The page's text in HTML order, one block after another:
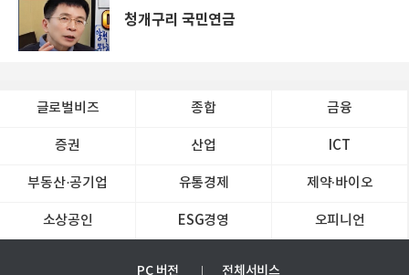
청개구리 국민연금
글로벌비즈 종합 금융
증권 산업 ICT
부동산·공기업 유통경제 제약∙바이오
소상공인 ESG경영 오피니언
PC 버전 전체서비스